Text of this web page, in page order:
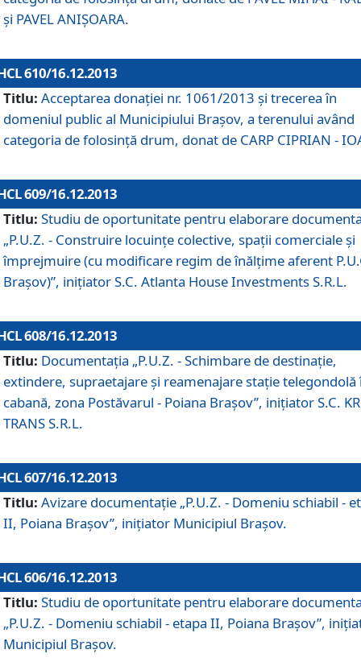
şi PAVEL ANIŞOARA.
610/16.12.2013
Titlu: Acceptarea donaţiei nr. 1061/2013 şi trecerea în
domeniul public al Municipiului Braşov, a terenului având
categoria de folosinţă drum, donat de CARP CIPRIAN -
609/16.12.2013
Titlu: Studiu de oportunitate pentru elaborare
„P.U.Z. - Construire locuinţe colective, spaţii comerciale şi
împrejmuire (cu modificare regim de înălţime aferent
Braşov)”, iniţiator S.C. Atlanta House Investments S.R.L.
608/16.12.2013
Titlu: Documentaţia „P.U.Z. - Schimbare de destinaţie,
extindere, supraetajare şi reamenajare staţie telegondolă
cabană, zona Postăvarul - Poiana Braşov”, iniţiator S.C.
TRANS S.R.L.
607/16.12.2013
Titlu: Avizare documentaţie „P.U.Z. - Domeniu schiabil -
II, Poiana Braşov”, iniţiator Municipiul Braşov.
606/16.12.2013
Titlu: Studiu de oportunitate pentru elaborare
„P.U.Z. - Domeniu schiabil - etapa II, Poiana Braşov”,
Municipiul Braşov.